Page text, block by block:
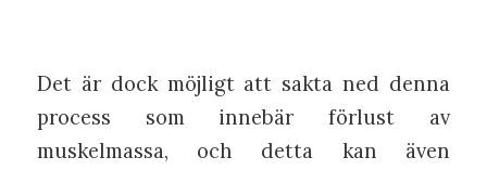
Det är dock möjligt att sakta ned denna
process som innebär förlust av
muskelmassa, och detta kan även